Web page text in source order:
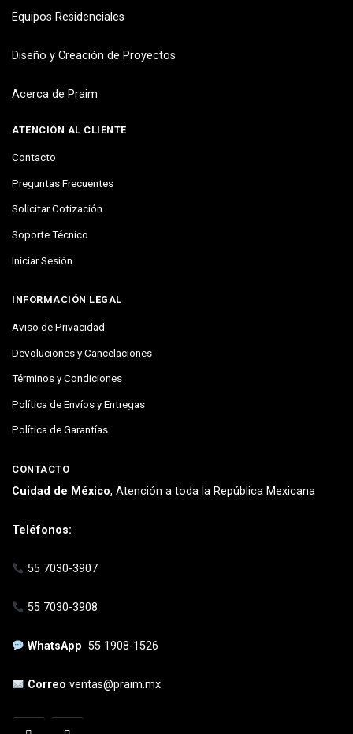
Equipos Residenciales
Diseño y Creación de Proyectos
Acerca de Praim
ATENCIÓN AL CLIENTE
Contacto
Preguntas Frecuentes
Solicitar Cotización
Soporte Técnico
Iniciar Sesión
INFORMACIÓN LEGAL
Aviso de Privacidad
Devoluciones y Cancelaciones
Términos y Condiciones
Política de Envíos y Entregas
Política de Garantías
CONTACTO
Cuidad de México, Atención a toda la República Mexicana
Teléfonos:
55 7030-3907
55 7030-3908
WhatsApp55 1908-1526
Correoventas@praim.mx